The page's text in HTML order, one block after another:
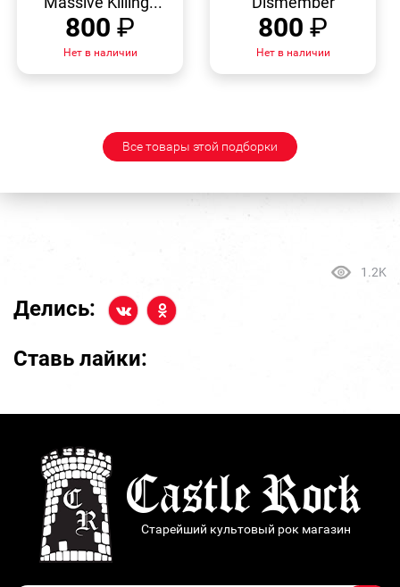
800 ₽
Нет в наличии
800 ₽
Нет в наличии
Все товары этой подборки
1.2K
Делись:
Ставь лайки:
Старейший культовый рок магазин